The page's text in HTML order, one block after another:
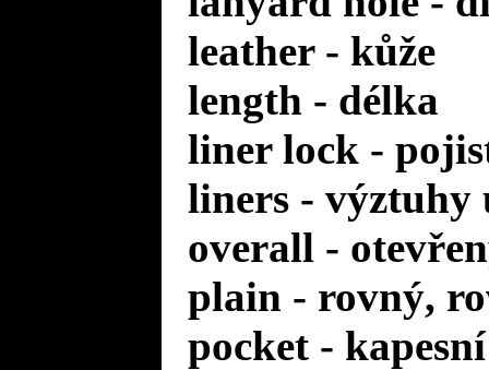
leather - kůže
length - délka
liner lock -
liners -
overall -
plain - rovný,
pocket - kapesní